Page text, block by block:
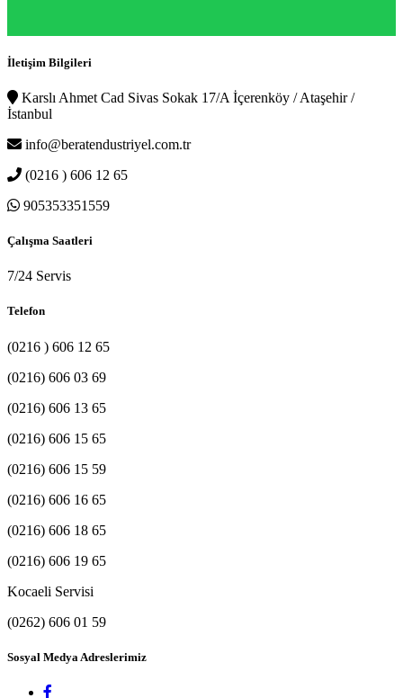
İletişim Bilgileri
Karslı Ahmet Cad Sivas Sokak 17/A İçerenköy / Ataşehir /
İstanbul
info@beratendustriyel.com.tr
(0216 ) 606 12 65
905353351559
Çalışma Saatleri
7/24 Servis
Telefon
(0216 ) 606 12 65
(0216) 606 03 69
(0216) 606 13 65
(0216) 606 15 65
(0216) 606 15 59
(0216) 606 16 65
(0216) 606 18 65
(0216) 606 19 65
Kocaeli Servisi
(0262) 606 01 59
Sosyal Medya Adreslerimiz